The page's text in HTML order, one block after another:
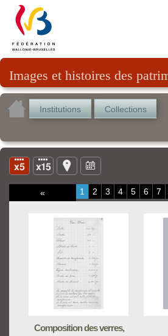
Images et histoires des
Institutions Collections
« 1 2 3 4 5 6 7
Composition des verres,